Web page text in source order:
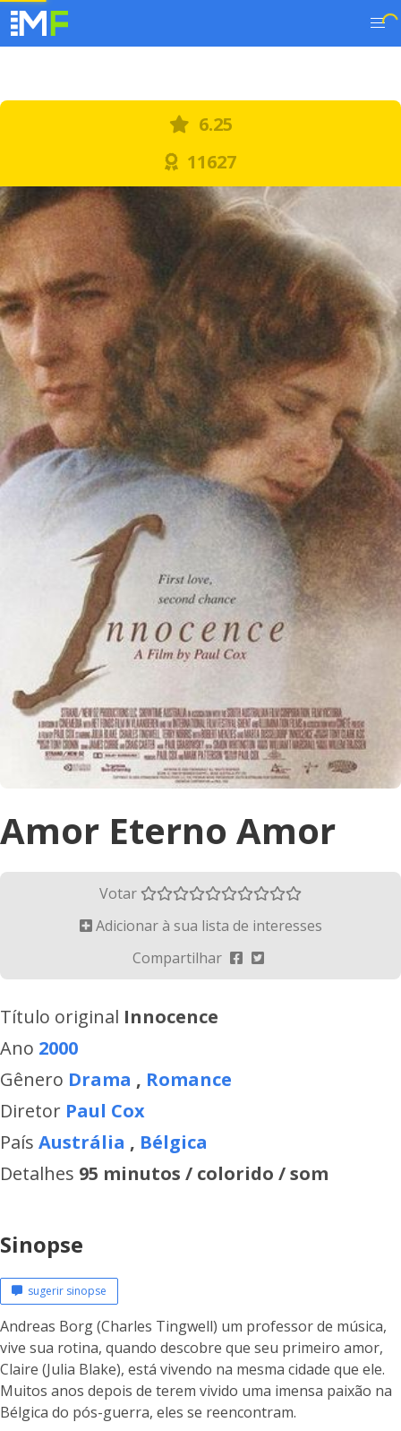
6.25
11627
Amor Eterno Amor
Votar
Adicionar à sua lista de interesses
Compartilhar
Título original Innocence
Ano 2000
Gênero Drama , Romance
Diretor Paul Cox
País Austrália , Bélgica
Detalhes 95 minutos / colorido / som
Sinopse
sugerir sinopse
Andreas Borg (Charles Tingwell) um professor de música,
vive sua rotina, quando descobre que seu primeiro amor,
Claire (Julia Blake), está vivendo na mesma cidade que ele.
Muitos anos depois de terem vivido uma imensa paixão na
Bélgica do pós-guerra, eles se reencontram.